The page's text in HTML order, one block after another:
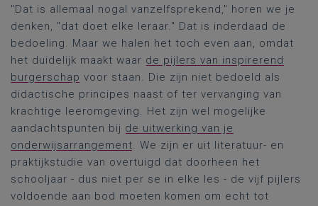
"Dat is allemaal nogal vanzelfsprekend," horen we je
denken, "dat doet elke leraar." Dat is inderdaad de
bedoeling. Maar we halen het toch even aan, omdat
het duidelijk maakt waar de pijlers van inspirerend
burgerschap voor staan. Die zijn niet bedoeld als
didactische principes naast of ter vervanging van
krachtige leeromgeving. Het zijn wel mogelijke
aandachtspunten bij de uitwerking van je
onderwijsarrangement. We zijn er uit literatuur- en
praktijkstudie van overtuigd dat doorheen het
schooljaar - dus niet per se in elke les - de vijf pijlers
voldoende aan bod moeten komen om echt tot